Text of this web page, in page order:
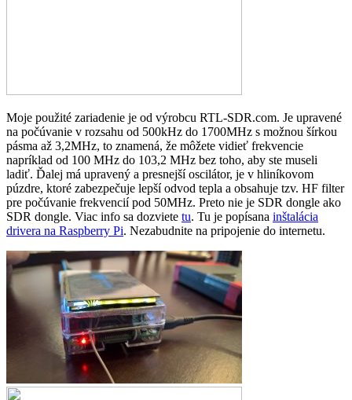
Moje použité zariadenie je od výrobcu RTL-SDR.com. Je upravené
na počúvanie v rozsahu od 500kHz do 1700MHz s možnou šírkou
pásma až 3,2MHz, to znamená, že môžete vidieť frekvencie
napríklad od 100 MHz do 103,2 MHz bez toho, aby ste museli
ladiť. Ďalej má upravený a presnejší oscilátor, je v hliníkovom
púzdre, ktoré zabezpečuje lepší odvod tepla a obsahuje tzv. HF filter
pre počúvanie frekvencií pod 50MHz. Preto nie je SDR dongle ako
SDR dongle. Viac info sa dozviete tu. Tu je popísana inštalácia
drivera na Raspberry Pi. Nezabudnite na pripojenie do internetu.